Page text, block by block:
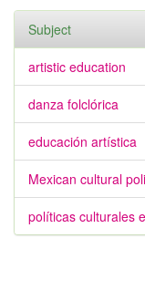
Subject
artistic education
danza folclórica
educación artística
Mexican cultural
políticas culturales